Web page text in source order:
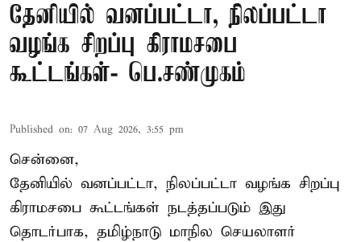
தேனியில் வனப்பட்டா, நிலப்பட்டா
வழங்க சிறப்பு கிராமசபை
கூட்டங்கள்- பெ.சண்முகம்
Published on: 07 Aug 2026, 3:55 pm
சென்னை,
தேனியில் வனப்பட்டா, நிலப்பட்டா வழங்க சிறப்பு
கிராமசபை கூட்டங்கள் நடத்தப்படும் இது
தொடர்பாக, தமிழ்நாடு மாநில செயலாளர்